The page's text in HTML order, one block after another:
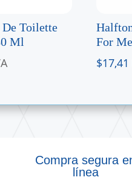
Toilette
Ml
For
$17,41
Compra segura
línea